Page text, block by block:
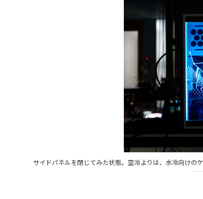
サイドパネルを閉じてみた状態。空冷よりは、水冷向けの